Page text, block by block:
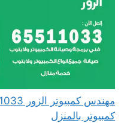
كمبيوتر بالمنزل